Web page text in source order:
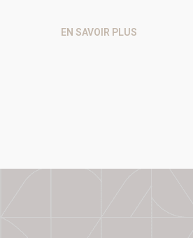
EN SAVOIR PLUS